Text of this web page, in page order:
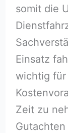
somit die
Einsatz
wichtig
Zeit zu